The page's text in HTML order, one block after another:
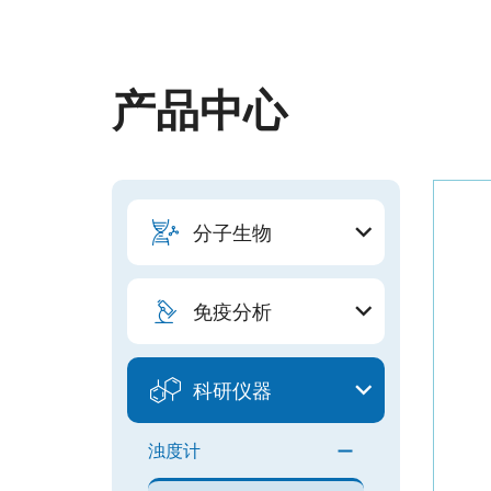
产品中心
分子生物
免疫分析
科研仪器
浊度计